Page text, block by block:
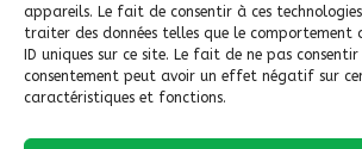
appareils. Le fait de consentir à ces
traiter des données telles que le comportement
ID uniques sur ce site. Le fait de ne pas
consentement peut avoir un effet négatif sur
caractéristiques et fonctions.
Site réalisé parViteEtBien.net